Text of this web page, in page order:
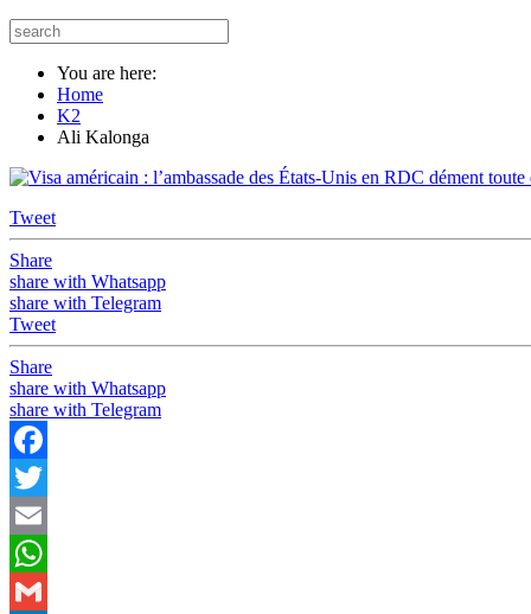
You are here:
Home
K2
Ali Kalonga
Tweet
Share
share with Whatsapp
share with Telegram
Tweet
Share
share with Whatsapp
share with Telegram
Facebook
Twitter
Email
WhatsApp